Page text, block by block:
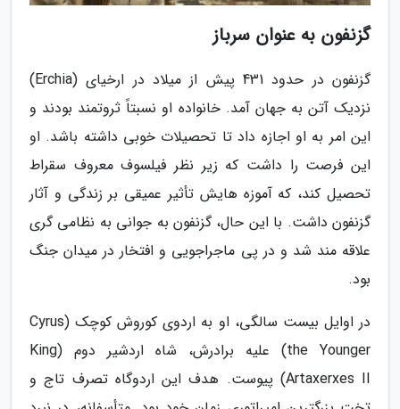
گزنفون به عنوان سرباز
گزنفون در حدود 431 پیش از میلاد در ارخیای (Erchia)
نزدیک آتن به جهان آمد. خانواده او نسبتاً ثروتمند بودند و
این امر به او اجازه داد تا تحصیلات خوبی داشته باشد. او
این فرصت را داشت که زیر نظر فیلسوف معروف سقراط
تحصیل کند، که آموزه هایش تأثیر عمیقی بر زندگی و آثار
گزنفون داشت. با این حال، گزنفون به جوانی به نظامی گری
علاقه مند شد و در پی ماجراجویی و افتخار در میدان جنگ
بود.
در اوایل بیست سالگی، او به اردوی کوروش کوچک (Cyrus
the Younger) علیه برادرش، شاه اردشیر دوم (King
Artaxerxes II) پیوست. هدف این اردوگاه تصرف تاج و